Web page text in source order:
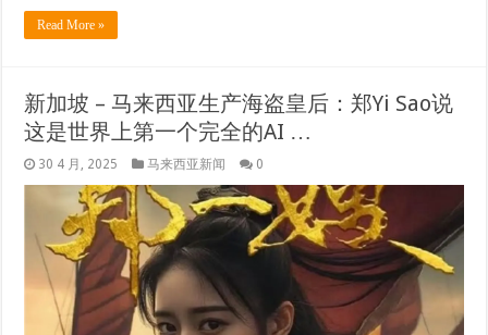
Read More »
新加坡 – 马来西亚生产海盗皇后：郑Yi Sao说
这是世界上第一个完全的AI …
30 4 月, 2025 马来西亚新闻 0